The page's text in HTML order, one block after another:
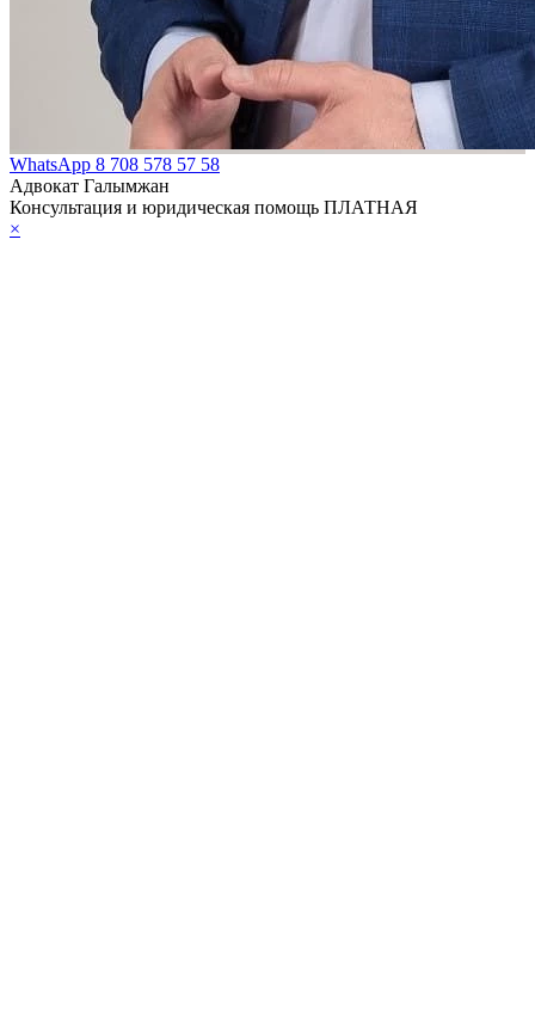
WhatsApp 8 708 578 57 58
Адвокат Галымжан
Консультация и юридическая помощь ПЛАТНАЯ
×